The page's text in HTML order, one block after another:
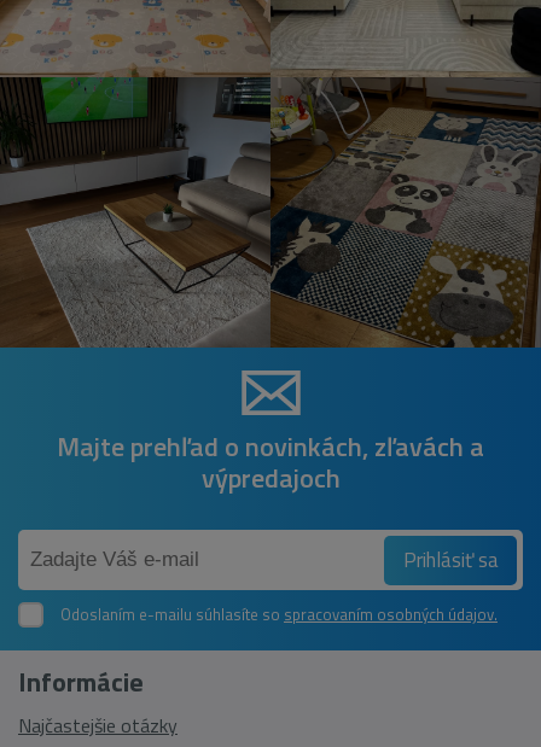
Majte prehľad o novinkách, zľavách a
výpredajoch
Prihlásiť sa
Odoslaním e-mailu súhlasíte so spracovaním osobných údajov.
Informácie
Najčastejšie otázky